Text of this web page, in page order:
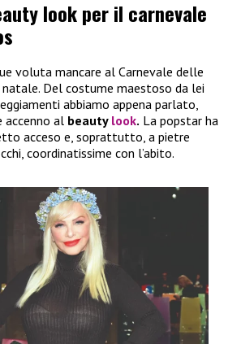
look per il carnevale
voluta mancare al Carnevale delle
natale. Del costume maestoso da lei
abbiamo appena parlato,
accenno al beauty look. La popstar ha
acceso e, soprattutto, a pietre
coordinatissime con l’abito.